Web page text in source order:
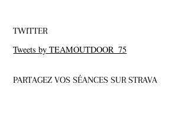
TWITTER
Tweets by TEAMOUTDOOR_75
PARTAGEZ VOS SÉANCES SUR STRAVA